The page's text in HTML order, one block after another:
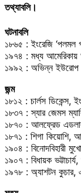
তথ্যাবলি।
ঘটনাবলি
১৮৬৫ : ইংরেজি ‘পলমল
১৯৭৪ : মধ্য আমেরিকায়
১৯৯২ : অভিন্ন ইউরোপ
জন্ম
১৮১২ : চার্লস ডিকেন্স,
১৮৩৭ : স্যার জেমস
১৮৭০ : আলফ্রেড
১৮৭১ : শিগা কিয়োশি,
১৯০৪ : বিনোদবিহারী
১৯০৭ : বিধায়ক
১৯৭৮ : অ্যাশটন কুচার,